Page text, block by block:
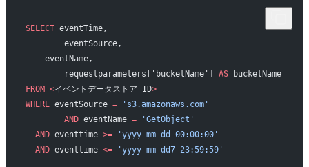
SELECT eventTime,
	eventSource,
    eventName,
	requestparameters['bucketName']
AS bucketName
FROM <イベントデータストア ID>
WHERE eventSource = 's3.amazonaws.com'
	AND
eventName = 'GetObject'
  AND
eventtime >= 'yyyy-mm-dd 00:00:00'
  AND
eventtime <= 'yyyy-mm-dd7 23:59:59'